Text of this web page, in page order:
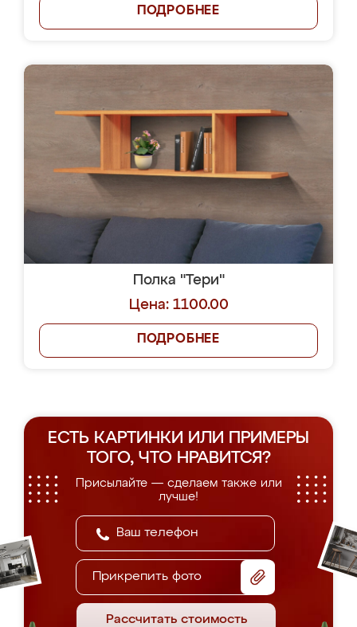
ПОДРОБНЕЕ
Полка "Тери"
Цена: 1100.00
ПОДРОБНЕЕ
ЕСТЬ КАРТИНКИ ИЛИ ПРИМЕРЫ
ТОГО, ЧТО НРАВИТСЯ?
Присылайте — сделаем также или
лучше!
Прикрепить фото
Рассчитать стоимость